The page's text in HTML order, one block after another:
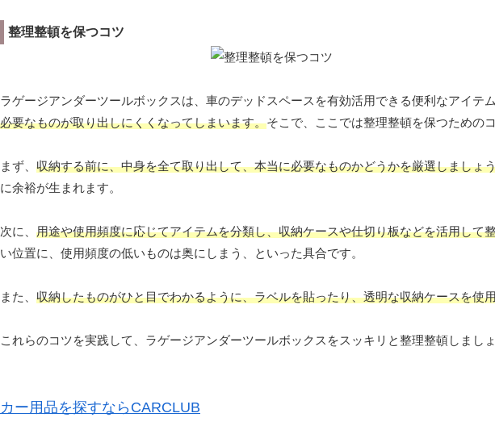
整理整頓を保つコツ
ラゲージアンダーツールボックスは、車のデッドスペースを有効活用できる便利なアイテム
必要なものが取り出しにくくなってしまいます。そこで、ここでは整理整頓を保つための
まず、 収納する前に、中身を全て取り出して、本当に必要なものかどうかを厳選しましょ
に余裕が生まれます。
次に、 用途や使用頻度に応じてアイテムを分類し、収納ケースや仕切り板などを活用して
い位置に、使用頻度の低いものは奥にしまう、といった具合です。
また、 収納したものがひと目でわかるように、ラベルを貼ったり、透明な収納ケースを使
これらのコツを実践して、ラゲージアンダーツールボックスをスッキリと整理整頓しましょ
カー用品を探すならCARCLUB